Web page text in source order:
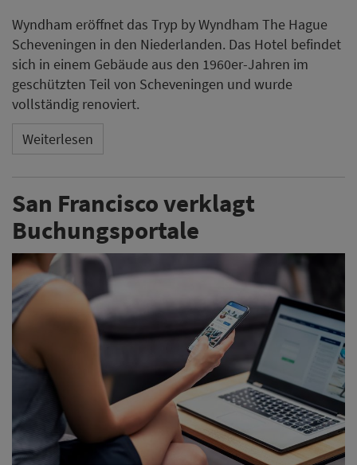
Wyndham eröffnet das Tryp by Wyndham The Hague
Scheveningen in den Niederlanden. Das Hotel befindet
sich in einem Gebäude aus den 1960er-Jahren im
geschützten Teil von Scheveningen und wurde
vollständig renoviert.
Weiterlesen
San Francisco verklagt
Buchungsportale